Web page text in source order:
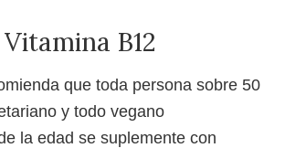
Vitamina B12
que toda persona sobre 50
y todo vegano
la edad se suplemente con